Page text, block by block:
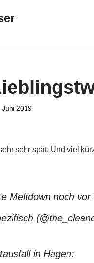
Juni 2019
sehr spät. Und viel
Meltdown noch
in Hagen: